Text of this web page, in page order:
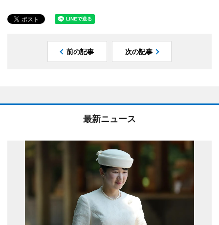
前の記事 次の記事
最新ニュース